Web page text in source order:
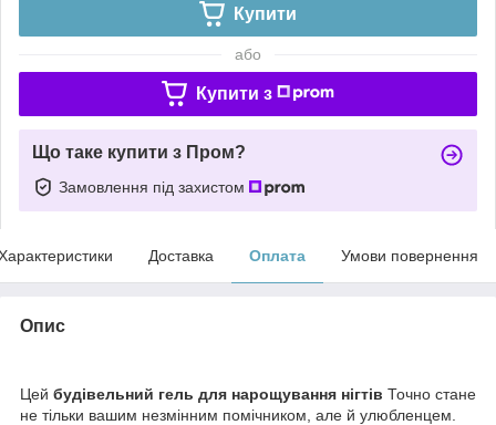
Купити
або
Купити з
Що таке купити з Пром?
Замовлення під захистом
Доставка Оплата Умови повернення
Опис
Цей будівельний гель для нарощування нігтів Точно стане
не тільки вашим незмінним помічником, але й улюбленцем.